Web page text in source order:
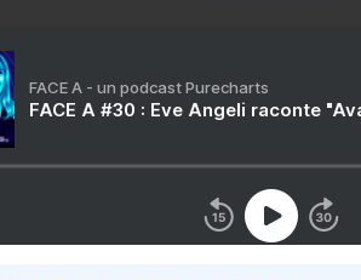
FACE A - un podcast Purecharts
FACE A #30 : Eve Angeli raconte